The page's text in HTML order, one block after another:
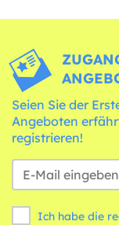
Seien Sie der
Angeboten
registrieren!
Ich habe die